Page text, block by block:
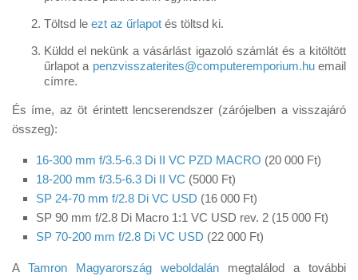
Töltsd le ezt az űrlapot és töltsd ki.
Küldd el nekünk a vásárlást igazoló számlát és a kitöltött
űrlapot a penzvisszaterites@computeremporium.huemail
címre.
És íme, az öt érintett lencserendszer (zárójelben a visszajáró
összeg):
16-300 mm f/3.5-6.3 Di II VC PZD MACRO (20 000 Ft)
18-200 mm f/3.5-6.3 Di II VC (5000 Ft)
SP 24-70 mm f/2.8 Di VC USD (16 000 Ft)
SP 90 mm f/2.8 Di Macro 1:1 VC USD rev. 2 (15 000 Ft)
SP 70-200 mm f/2.8 Di VC USD (22 000 Ft)
A Tamron Magyarország weboldalán megtalálod a további